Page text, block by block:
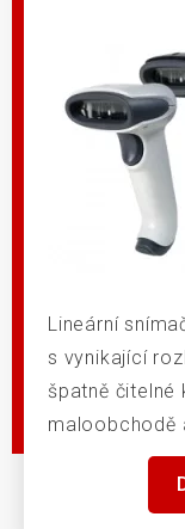
Lineární
s vynikající
špatně čitelné
maloobchodě